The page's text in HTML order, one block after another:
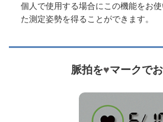
個人で使用する場合にこの機能をお
た測定姿勢を得ることができます。
脈拍を♥マークで